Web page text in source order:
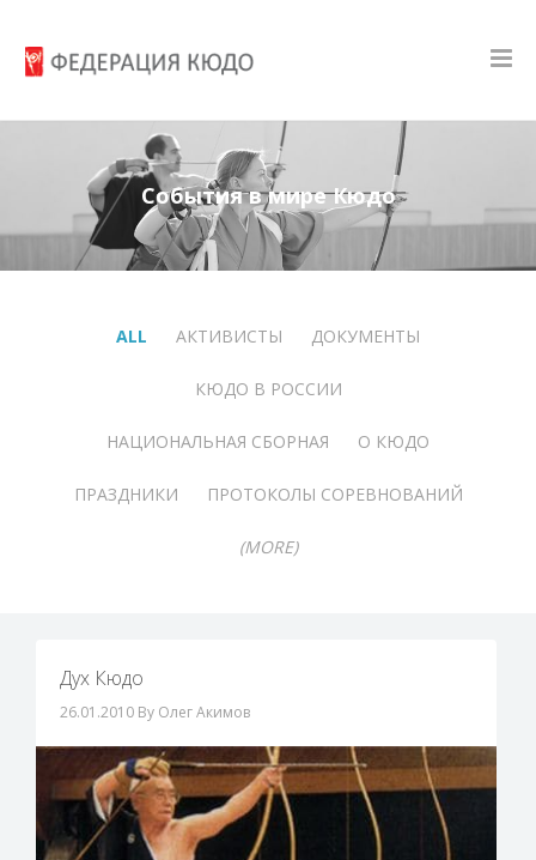
События в мире Кюдо
ALL АКТИВИСТЫ ДОКУМЕНТЫ
КЮДО В РОССИИ
НАЦИОНАЛЬНАЯ СБОРНАЯ О КЮДО
ПРАЗДНИКИ ПРОТОКОЛЫ СОРЕВНОВАНИЙ
(MORE)
Дух Кюдо
26.01.2010 By Олег Акимов